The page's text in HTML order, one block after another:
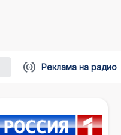
Реклама на радио